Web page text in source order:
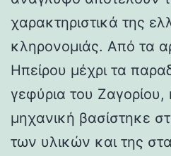
χαρακτηριστικά της
κληρονομιάς. Από τα
Ηπείρου μέχρι τα
γεφύρια του Ζαγορίου,
μηχανική βασίστηκε
των υλικών και της